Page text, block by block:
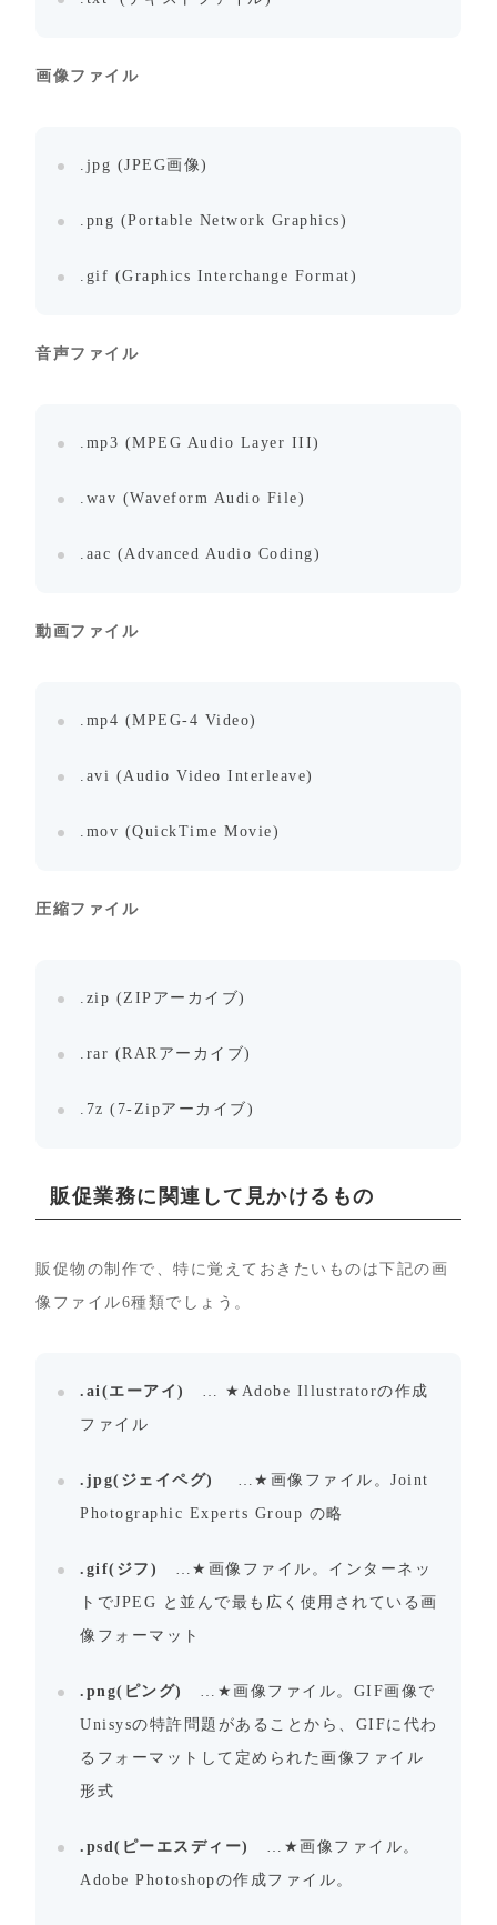
画像ファイル
.jpg (JPEG画像)
.png (Portable Network Graphics)
.gif (Graphics Interchange Format)
音声ファイル
.mp3 (MPEG Audio Layer III)
.wav (Waveform Audio File)
.aac (Advanced Audio Coding)
動画ファイル
.mp4 (MPEG-4 Video)
.avi (Audio Video Interleave)
.mov (QuickTime Movie)
圧縮ファイル
.zip (ZIPアーカイブ)
.rar (RARアーカイブ)
.7z (7-Zipアーカイブ)
販促業務に関連して見かけるもの
販促物の制作で、特に覚えておきたいものは下記の画
像ファイル6種類でしょう。
.ai(エーアイ)
… ★Adobe Illustratorの作成
ファイル
.jpg(ジェイペグ)
…★画像ファイル。Joint
Photographic Experts Group の略
.gif(ジフ)
…★画像ファイル。インターネッ
トでJPEG と並んで最も広く使用されている画
像フォーマット
.png(ピング)
…★画像ファイル。GIF画像で
Unisysの特許問題があることから、GIFに代わ
るフォーマットして定められた画像ファイル
形式
.psd(ピーエスディー)
…★画像ファイル。
Adobe Photoshopの作成ファイル。